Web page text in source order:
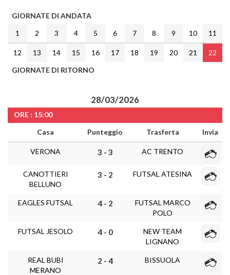
GIORNATE DI ANDATA
1
2 3 4 5 6 7 8 9 10 11
12 13 14 15 16 17 18 19 20 21
22
GIORNATE DI RITORNO
28/03/2026
ORE : 15:00
Casa
Punteggio Trasferta Invia
VERONA 3 - 3 AC TRENTO
CANOTTIERI
BELLUNO
3 - 2 FUTSAL ATESINA
EAGLES FUTSAL 4 - 2
FUTSAL MARCO
POLO
FUTSAL JESOLO 4 - 0
NEW TEAM
LIGNANO
REAL BUBI
MERANO
2 - 4 BISSUOLA